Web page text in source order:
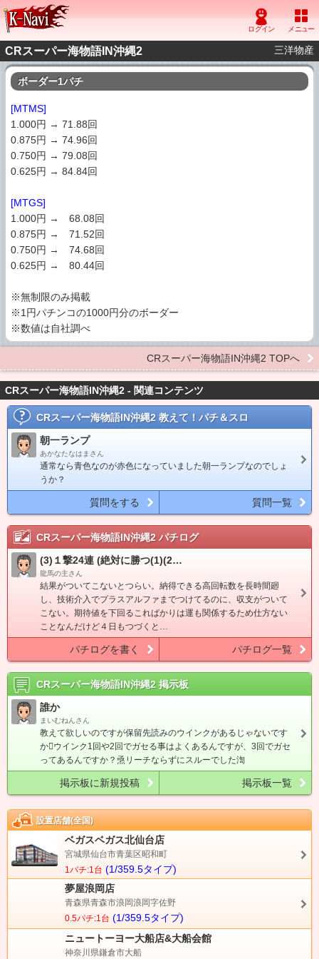
CRスーパー海物語IN沖縄2 三洋物産
ボーダー1パチ
[MTMS]
1.000円 → 71.88回
0.875円 → 74.96回
0.750円 → 79.08回
0.625円 → 84.84回
[MTGS]
1.000円 → 68.08回
0.875円 → 71.52回
0.750円 → 74.68回
0.625円 → 80.44回
※無制限のみ掲載
※1円パチンコの1000円分のボーダー
※数値は自社調べ
CRスーパー海物語IN沖縄2 TOPへ
CRスーパー海物語IN沖縄2 - 関連コンテンツ
CRスーパー海物語IN沖縄2 教えて！パチ＆スロ
朝一ランプ
あかなたなはまさん
通常なら青色なのが赤色になっていました朝一ランプなのでしょ
うか？
質問をする 質問一覧
CRスーパー海物語IN沖縄2 パチログ
(3)１撃24連 (絶対に勝つ(1)(2…
龍馬の主さん
結果がついてこないとつらい。納得できる高回転数を長時間廻
し、技術介入でプラスアルファまでつけてるのに、収支がついて
こない。期待値を下回るこればかりは運も関係するため仕方ない
ことなんだけど４日もつづくと…
パチログを書く パチログ一覧
CRスーパー海物語IN沖縄2 掲示板
誰か
まいむねんさん
教えて欲しいのですが保留先読みのウインクがあるじゃないです
かウインク1回や2回でガセる事はよくあるんですが、3回でガセ
ってあるんですか？焏リーチならずにスルーでした渹
掲示板に新規投稿 掲示板一覧
設置店舗(全国)
ベガスベガス北仙台店
宮城県仙台市青葉区昭和町
1パチ:1台 (1/359.5タイプ)
夢屋浪岡店
青森県青森市浪岡浪岡字佐野
0.5パチ:1台 (1/359.5タイプ)
ニュートーヨー大船店&大船会館
神奈川県鎌倉市大船